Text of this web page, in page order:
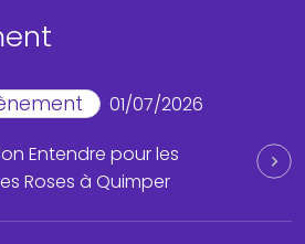
01/07/2026
Entendre pour les
Roses à Quimper